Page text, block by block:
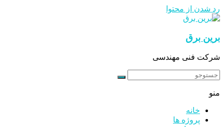
رد شدن از محتوا
برین برق
شرکت فنی مهندسی
منو
خانه
پروژه ها